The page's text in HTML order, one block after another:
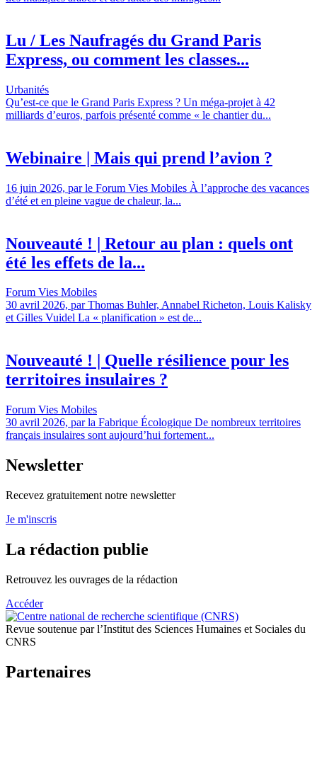
Lu / Les Naufragés du Grand Paris
Express, ou comment les classes...
Urbanités
Qu’est-ce que le Grand Paris Express ? Un méga-projet à 42
milliards d’euros, parfois présenté comme « le chantier du...
Webinaire | Mais qui prend l’avion ?
16 juin 2026, par le Forum Vies Mobiles À l’approche des vacances
d’été et en pleine vague de chaleur, la...
Nouveauté ! | Retour au plan : quels ont
été les effets de la...
Forum Vies Mobiles
30 avril 2026, par Thomas Buhler, Annabel Richeton, Louis Kalisky
et Gilles Vuidel La « planification » est de...
Nouveauté ! | Quelle résilience pour les
territoires insulaires ?
Forum Vies Mobiles
30 avril 2026, par la Fabrique Écologique De nombreux territoires
français insulaires sont aujourd’hui fortement...
Newsletter
Recevez gratuitement notre newsletter
Je m'inscris
La rédaction publie
Retrouvez les ouvrages de la rédaction
Accéder
Revue soutenue par l’Institut des Sciences Humaines et Sociales du
CNRS
Partenaires